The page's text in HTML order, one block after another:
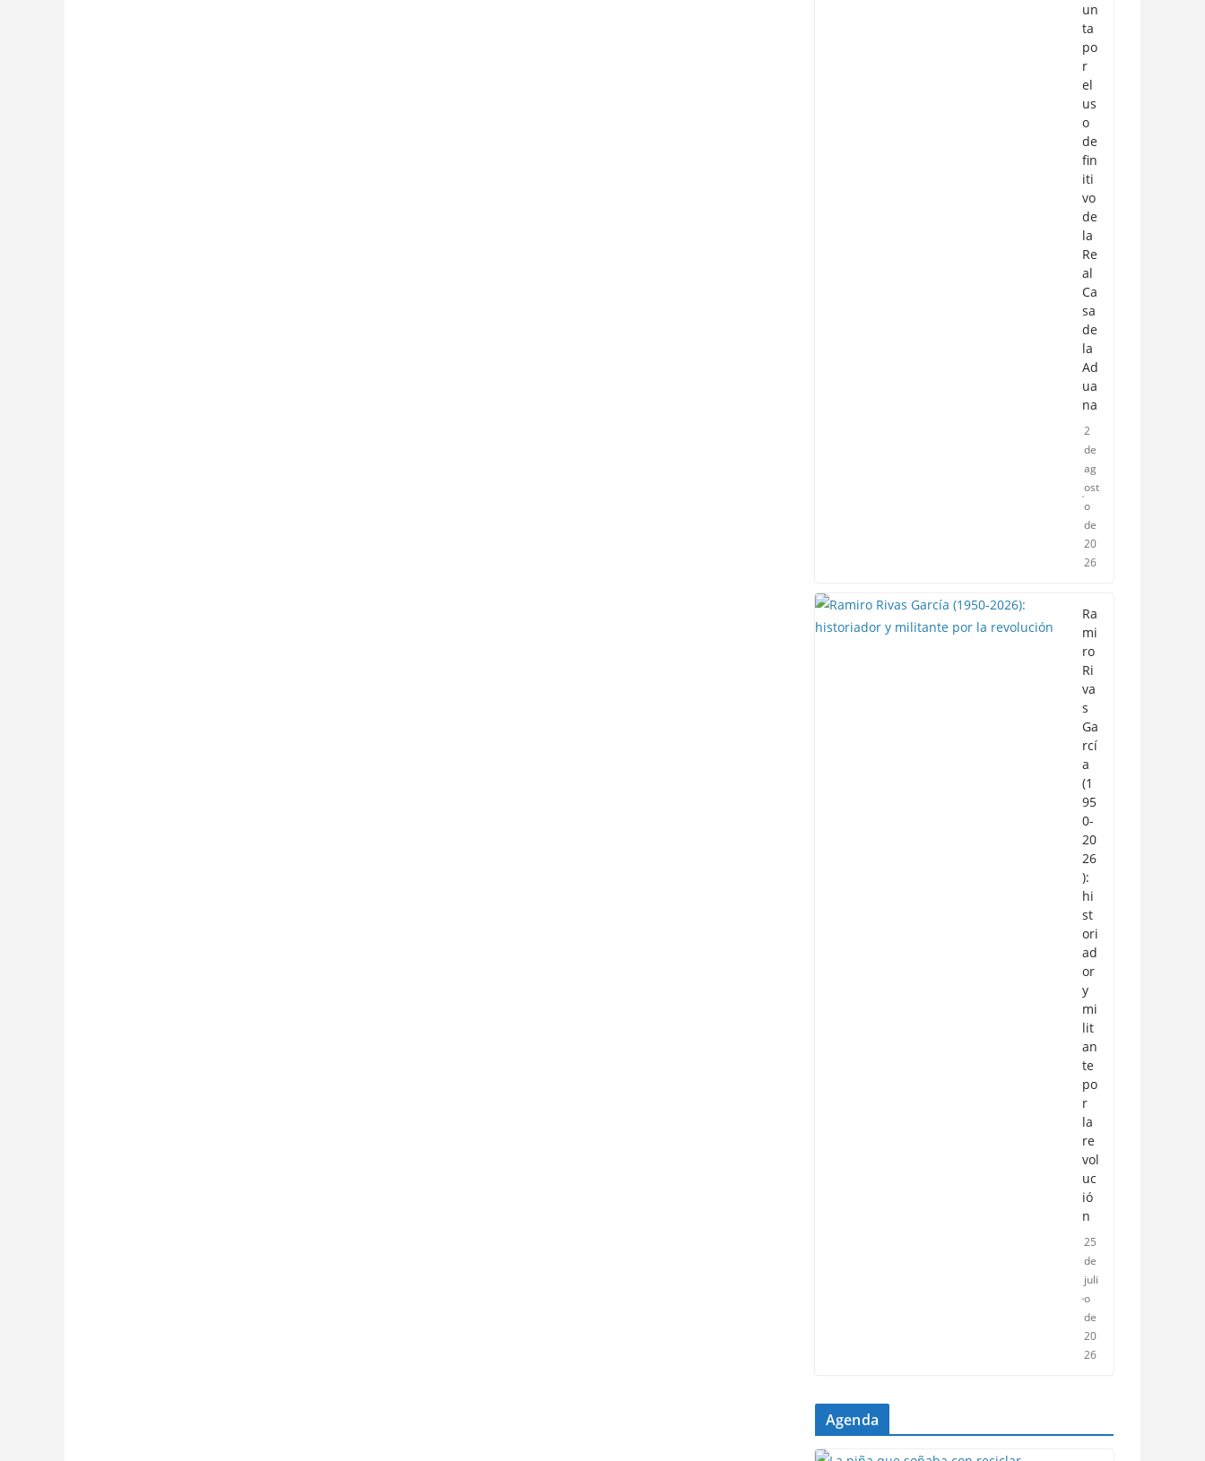
un
ta
po
r
el
us
o
de
fin
iti
vo
de
la
Re
al
Ca
sa
de
la
Ad
ua
na
2
de
ag
ost
o
de
20
26
Ra
mi
ro
Ri
va
s
Ga
rcí
a
(1
95
0-
20
26
):
hi
st
ori
ad
or
y
mi
lit
an
te
po
r
la
re
vol
uc
ió
n
25
de
juli
o
de
20
26
Agenda